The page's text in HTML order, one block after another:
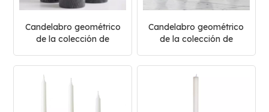
Candelabro geométrico
de la colección de
Candelabro geométrico
de la colección de